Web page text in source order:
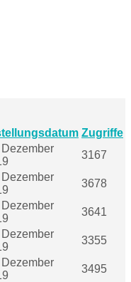
Zugriffe
3167
Dezember
3678
Dezember
3641
Dezember
3355
Dezember
3495